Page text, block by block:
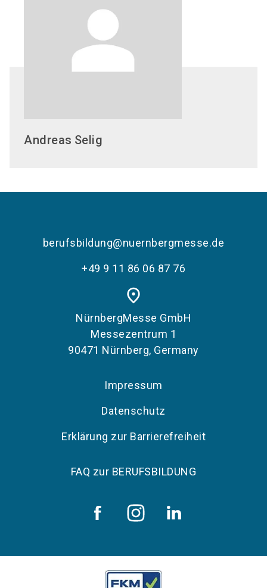
Andreas Selig
berufsbildung@nuernbergmesse.de
+49 9 11 86 06 87 76
place
NürnbergMesse GmbH
Messezentrum 1
90471 Nürnberg, Germany
Impressum
Datenschutz
Erklärung zur Barrierefreiheit
FAQ zur BERUFSBILDUNG